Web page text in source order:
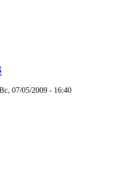
07/05/2009 - 16:40